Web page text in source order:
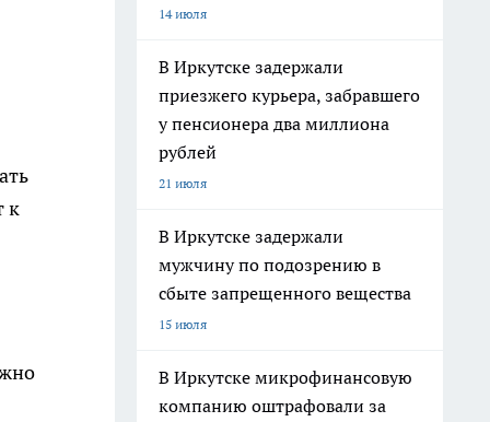
к
14 июля
В Иркутске задержали
приезжего курьера, забравшего
у пенсионера два миллиона
рублей
21 июля
В Иркутске задержали
мужчину по подозрению в
сбыте запрещенного вещества
15 июля
В Иркутске микрофинансовую
компанию оштрафовали за